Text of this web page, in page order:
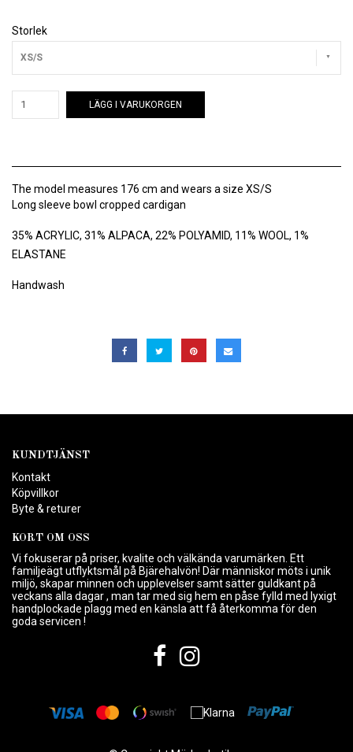
Storlek
XS/S
LÄGG I VARUKORGEN
The model measures 176 cm and wears a size XS/S
Long sleeve bowl cropped cardigan
35% ACRYLIC, 31% ALPACA, 22% POLYAMID, 11% WOOL, 1%
ELASTANE
Handwash
KUNDTJÄNST
Kontakt
Köpvillkor
Byte & returer
KORT OM OSS
Vi fokuserar på priser, kvalite och välkända varumärken. Ett
familjeägt utflyktsmål på Bjärehalvön! Där människor möts i unik
miljö, skapar minnen och upplevelser samt sätter guldkant på
veckans alla dagar , man tar med sig hem en påse fylld med lyxigt
handplockade plagg med en känsla att få återkomma för den
goda servicen !